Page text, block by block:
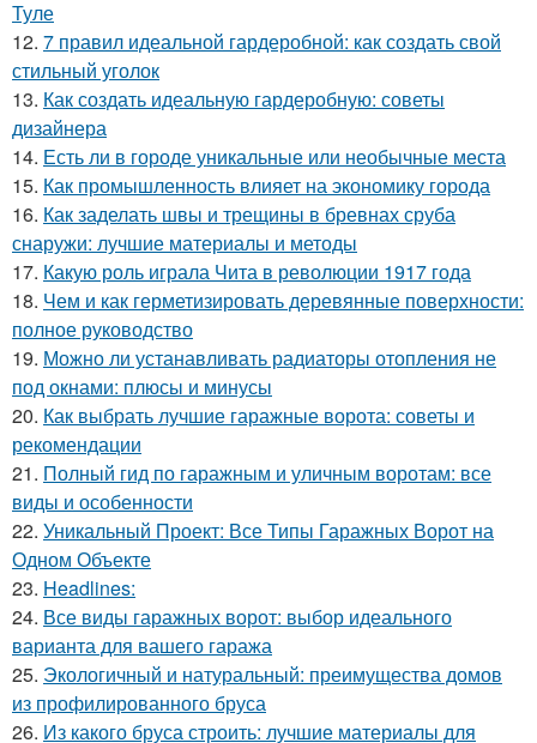
Туле
12. 7 правил идеальной гардеробной: как создать свой
стильный уголок
13. Как создать идеальную гардеробную: советы
дизайнера
14. Есть ли в городе уникальные или необычные места
15. Как промышленность влияет на экономику города
16. Как заделать швы и трещины в бревнах сруба
снаружи: лучшие материалы и методы
17. Какую роль играла Чита в революции 1917 года
18. Чем и как герметизировать деревянные поверхности:
полное руководство
19. Можно ли устанавливать радиаторы отопления не
под окнами: плюсы и минусы
20. Как выбрать лучшие гаражные ворота: советы и
рекомендации
21. Полный гид по гаражным и уличным воротам: все
виды и особенности
22. Уникальный Проект: Все Типы Гаражных Ворот на
Одном Объекте
23. Headlines:
24. Все виды гаражных ворот: выбор идеального
варианта для вашего гаража
25. Экологичный и натуральный: преимущества домов
из профилированного бруса
26. Из какого бруса строить: лучшие материалы для